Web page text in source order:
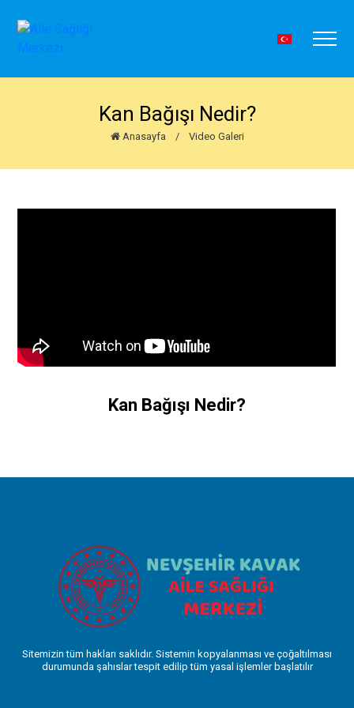
Kan Bağışı Nedir?
Anasayfa / Video Galeri
Kan Bağışı Nedir?
Sitemizin tüm hakları saklıdır. Sistemin kopyalanması ve çoğaltılması
durumunda şahıslar tespit edilip tüm yasal işlemler başlatılır